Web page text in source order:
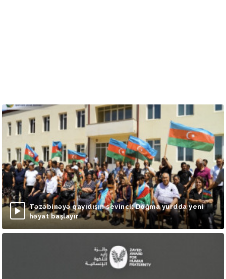
Təzəbinəyə qayıdışın sevinci: Doğma yurdda yeni
həyat başlayır